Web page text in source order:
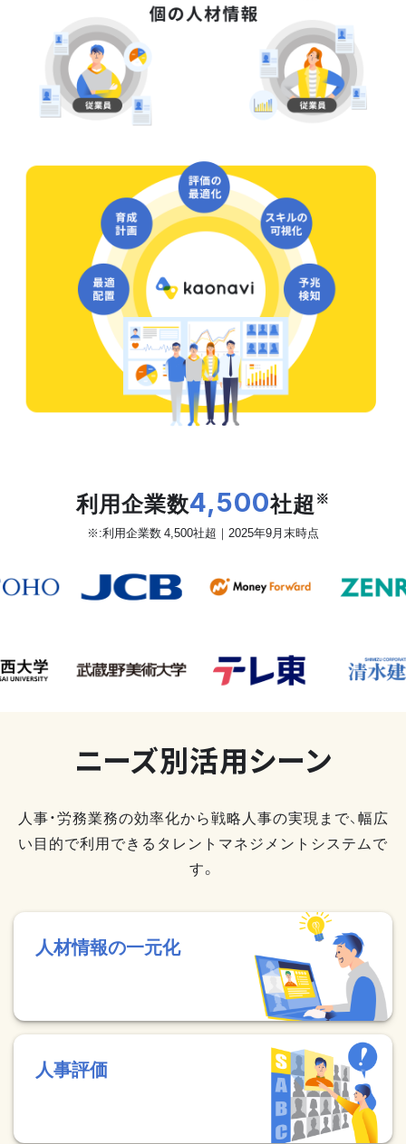
利用企業数4,500社超 ※
※:利用企業数 4,500社超｜2025年9月末時点
ニーズ別活用シーン
人事・労務業務の効率化から戦略人事の実現まで、幅広
い目的で利用できるタレントマネジメントシステムで
す。
人材情報の一元化
人事評価